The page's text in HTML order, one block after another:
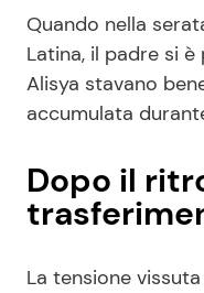
Quando nella
Latina, il padre si
Alisya stavano
accumulata
Dopo il
La tensione